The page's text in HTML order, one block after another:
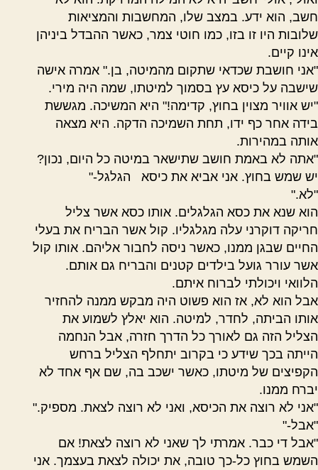
חשב, הוא ידע. במצב שלו, המחשבות והמציאות
שלובות היו זו בזו, כמו חוטי צמר, כאשר ההבדל ביניהן
אינו קיים.
"אני חושבת שכדאי שתקום מהמיטה, בן." אמרה אישה
שישבה על כיסא עץ בסמוך למיטתו, שמה היה מירי.
"יש אוויר מצוין בחוץ, קדימה!" היא המשיכה. מגששת
בידה אחר כף ידו, תחת השמיכה הדקה. היא מצאה
אותה במהירות.
"אתה לא באמת חושב שתישאר במיטה כל היום, נכון?
יש שמש בחוץ. אני אביא את כיסא
הגלגל-"
"לא."
הוא שנא את כסא הגלגלים. אותו כסא אשר צליל
חריקה דוקרני עלה מגלגליו. קול אשר הבריח את בעלי
החיים שבגן ממנו, כאשר ניסה לחבור אליהם. אותו קול
אשר עורר גועל בילדים קטנים והבריח גם אותם.
הלוואי ויכולתי לברוח איתם.
אבל הוא לא, אז הוא פשוט היה מבקש ממנה להחזיר
אותו הביתה, לחדר, למיטה. הוא יאלץ לשמוע את
הצליל הזה גם לאורך כל הדרך חזרה, אבל הנחמה
הייתה בכך שידע כי בקרוב יתחלף הצליל ברחש
הקפיצים של מיטתו, כאשר ישכב בה, שם אף אחד לא
יברח ממנו.
"אני לא רוצה את הכיסא, ואני לא רוצה לצאת. מספיק."
"אבל-"
"אבל די כבר. אמרתי לך שאני לא רוצה לצאת! אם
השמש בחוץ כל-כך טובה, את יכולה לצאת בעצמך. אני